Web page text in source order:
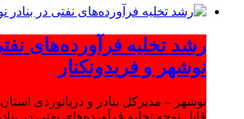
رشد تخلیه فرآورده‌های
نوشهر و فریدونکنار
نوشهر – مدیرکل بنادر و دریانوردی
قابل توجه تخلیه فرآورده‌های نفتی در